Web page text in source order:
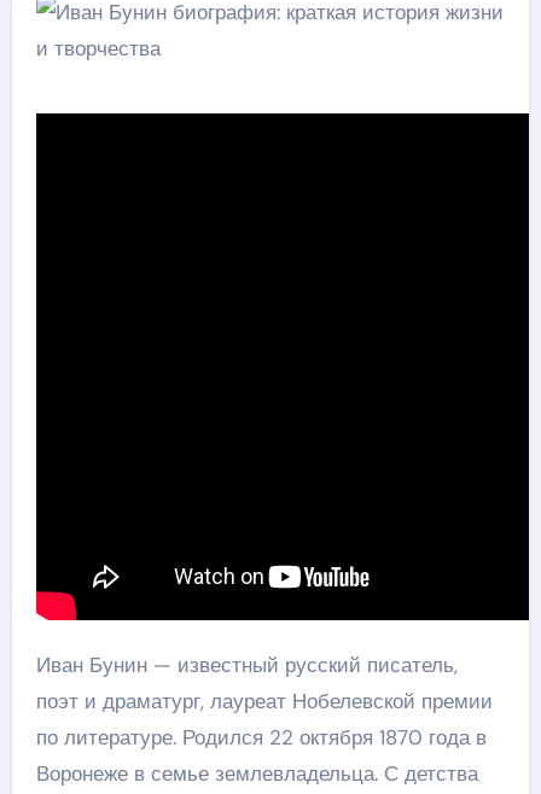
Иван Бунин — известный русский писатель,
поэт и драматург, лауреат Нобелевской премии
по литературе. Родился 22 октября 1870 года в
Воронеже в семье землевладельца. С детства